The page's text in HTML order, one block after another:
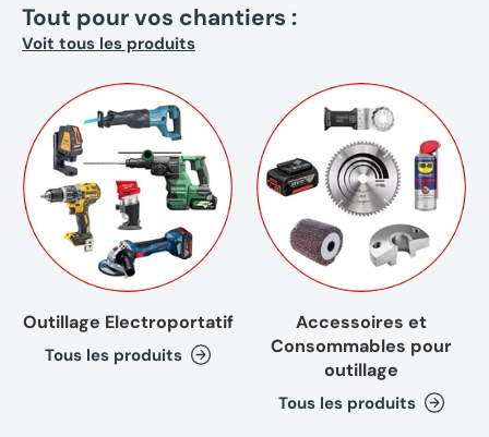
Tout pour vos chantiers :
Voit tous les produits
Outillage Electroportatif
Tous les produits
Accessoires et
Consommables pour
outillage
Tous les produits